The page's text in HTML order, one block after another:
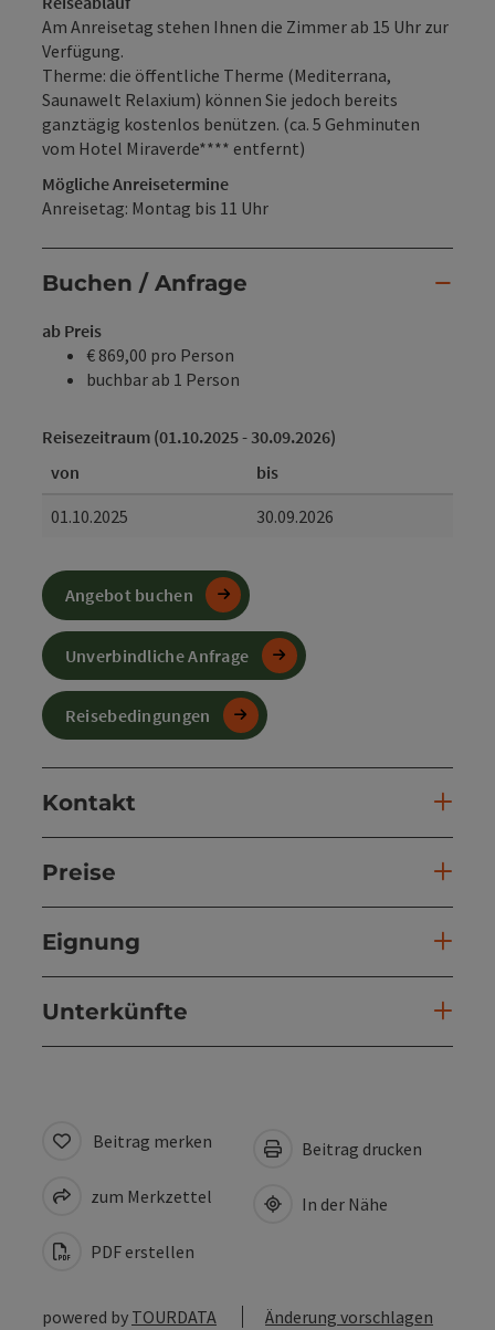
Am Anreisetag stehen Ihnen die Zimmer ab 15 Uhr zur
Verfügung.
Therme: die öffentliche Therme (Mediterrana,
Saunawelt Relaxium) können Sie jedoch bereits
ganztägig kostenlos benützen. (ca. 5 Gehminuten
vom Hotel Miraverde**** entfernt)
Mögliche Anreisetermine
Anreisetag: Montag bis 11 Uhr
Buchen / Anfrage
ab Preis
€ 869,00 pro Person
buchbar ab 1 Person
Reisezeitraum (01.10.2025 - 30.09.2026)
von
bis
01.10.2025
30.09.2026
Angebot buchen
Unverbindliche Anfrage
Reisebedingungen
Kontakt
Preise
Eignung
Unterkünfte
Beitrag merken
zum Merkzettel
PDF erstellen
Beitrag drucken
In der Nähe
powered by TOURDATA Änderung vorschlagen